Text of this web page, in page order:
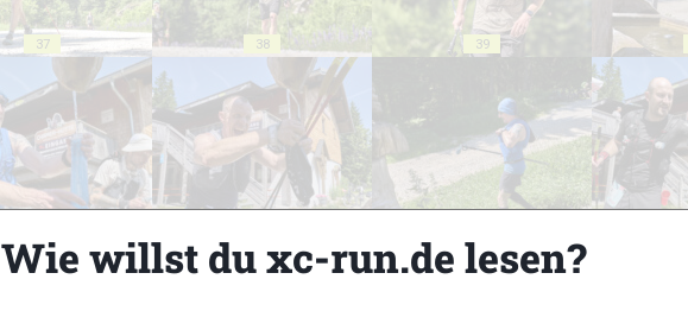
37 38 39
Wie willst du xc-run.de lesen?